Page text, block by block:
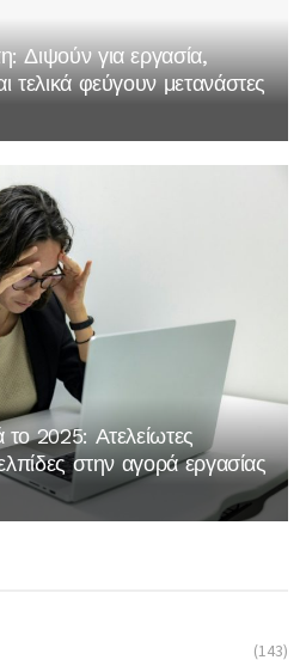
Διψούν για εργασία,
τελικά φεύγουν μετανάστες
2025: Ατελείωτες
στην αγορά εργασίας
(143)